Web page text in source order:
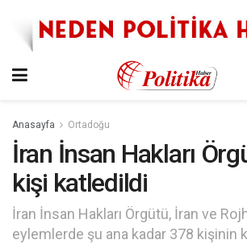
Anasayfa Ortadoğu
İran İnsan Hakları
kişi katledildi
İran İnsan Hakları Örgütü, İran ve
eylemlerde şu ana kadar 378 kişinin